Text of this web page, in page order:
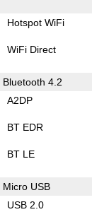
Hotspot WiFi
WiFi Direct
Bluetooth 4.2
A2DP
BT EDR
BT LE
Micro USB
USB 2.0